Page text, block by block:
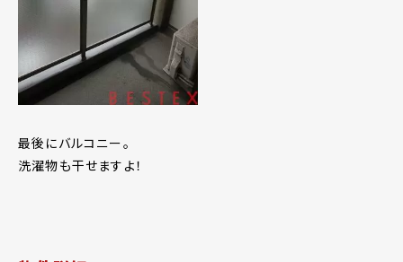
最後にバルコニー。
洗濯物も干せますよ！